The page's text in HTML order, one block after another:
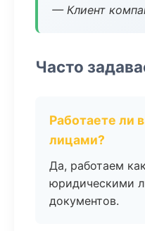
— Клиент
Часто
Работаете ли
лицами?
Да, работаем
юридическими
документов.